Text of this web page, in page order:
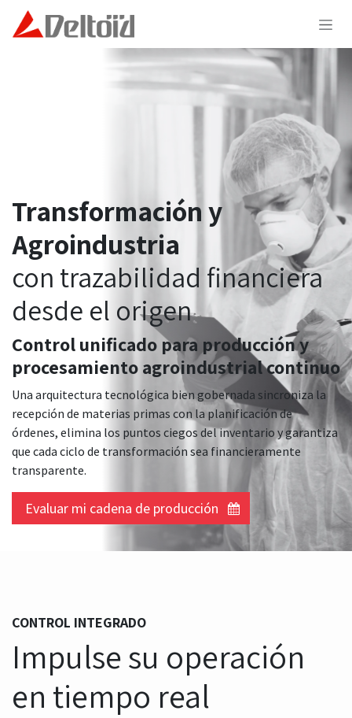
Ir al contenido
Transformación y
Agroindustria
con trazabilidad financiera
desde el origen
Control unificado para producción y
procesamiento agroindustrial continuo
Una arquitectura tecnológica bien gobernada sincroniza la
recepción de materias primas con la planificación de
órdenes, elimina los puntos ciegos del inventario y garantiza
que cada ciclo de transformación sea financieramente
transparente.
Evaluar mi cadena de producción
CONTROL INTEGRADO
Impulse su operación
en tiempo real